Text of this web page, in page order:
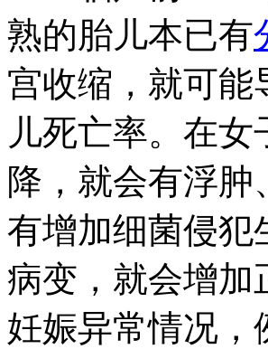
熟的胎儿本已有
宫收缩，就可能
儿死亡率。在
降，就会有浮
有增加细菌侵犯
病变，就会增加
妊娠异常情况，